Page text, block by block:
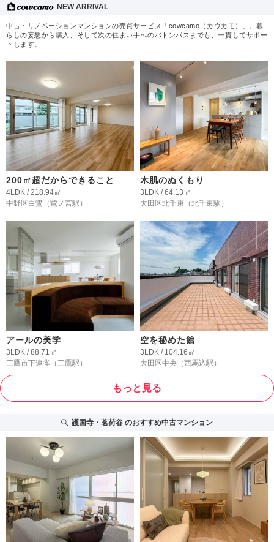
NEW ARRIVAL
中古・リノベーションマンションの売買サービス「cowcamo（カウカモ）」。暮
らしの妄想から購入、そして次の住まい手へのバトンパスまでも、一貫してサポー
トします。
200㎡超だからできること
4LDK / 218.94㎡
中野区白鷺 （鷺ノ宮駅）
木肌のぬくもり
3LDK / 64.13㎡
大田区北千束 （北千束駅）
アールの美学
3LDK / 88.71㎡
三鷹市下連雀 （三鷹駅）
空を秘めた館
3LDK / 104.16㎡
大田区中央 （西馬込駅）
もっと見る
護国寺・茗荷谷のおすすめ中古マンション